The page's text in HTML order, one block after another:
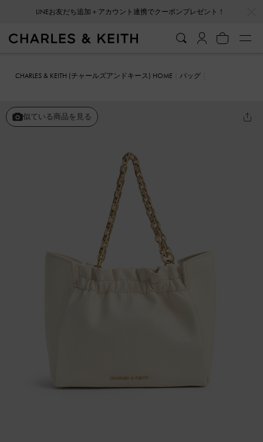
LINEお友だち追加＋アカウント連携でクーポンプレゼント！
CHARLES & KEITH (チャールズアンドキース) HOME
バッグ
似ている商品を見る